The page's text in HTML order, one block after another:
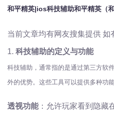
当前文章均有网友搜集提供 如
1. 科技辅助的定义与功能
科技辅助，通常指的是通过第三方软
外的优势。这些工具可以提供多种功
透视功能：允许玩家看到隐藏